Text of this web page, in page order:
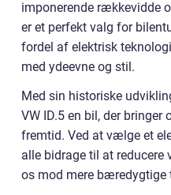
imponerende rækkevidde
er et perfekt valg for
fordel af elektrisk
med ydeevne og stil.
Med sin historiske
VW ID.5 en bil, der
fremtid. Ved at vælge et
alle bidrage til at reducere
os mod mere bæredygtige